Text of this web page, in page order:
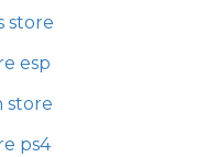
store
esp
store
ps4